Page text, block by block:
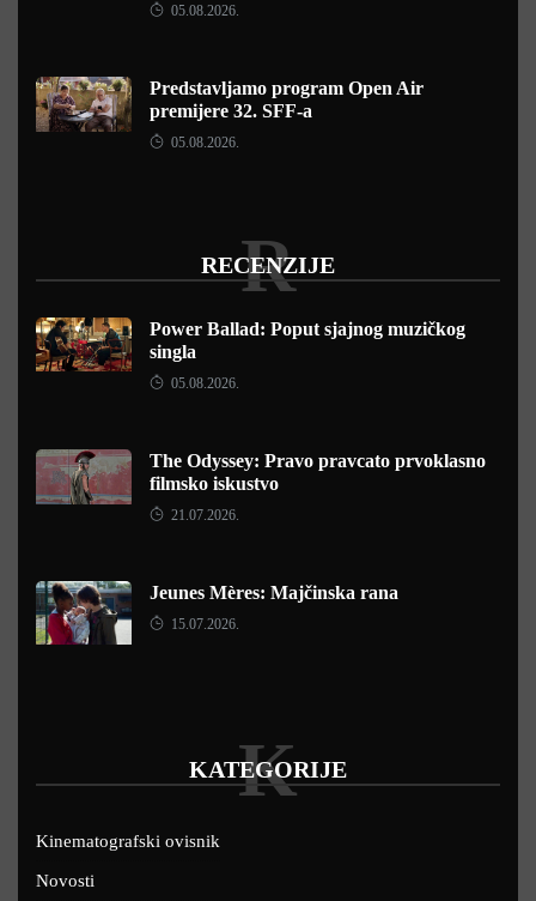
05.08.2026.
Predstavljamo program Open Air
premijere 32. SFF-a
05.08.2026.
RECENZIJE
R
Power Ballad: Poput sjajnog muzičkog
singla
05.08.2026.
The Odyssey: Pravo pravcato prvoklasno
filmsko iskustvo
21.07.2026.
Jeunes Mères: Majčinska rana
15.07.2026.
KATEGORIJE
K
Kinematografski ovisnik
Novosti